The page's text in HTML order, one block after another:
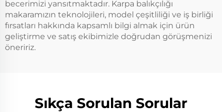
becerimizi yansıtmaktadır. Karpa balıkçılığı
makaramızın teknolojileri, model çeşitliliği ve iş birliği
fırsatları hakkında kapsamlı bilgi almak için ürün
geliştirme ve satış ekibimizle doğrudan görüşmenizi
öneririz.
Sıkça Sorulan Sorular